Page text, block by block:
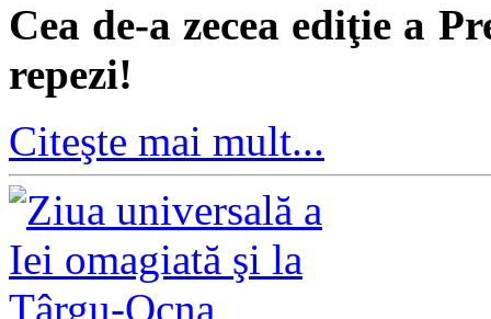
Cea de-a zecea ediţie a
repezi!
Citeşte mai mult...